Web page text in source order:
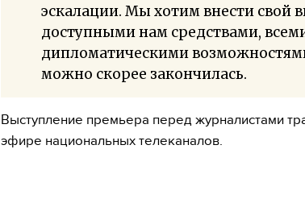
эскалации. Мы хотим внести свой
доступными нам средствами,
дипломатическими
можно скорее закончилась.
Выступление премьера перед журналистами
эфире национальных телеканалов.